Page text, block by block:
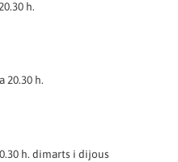
h.
20.30 h.
h. dimarts i dijous